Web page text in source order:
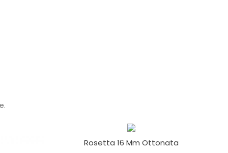
Rosetta 16 Mm Ottonata